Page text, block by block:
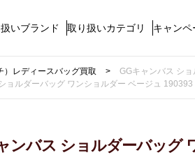
いブランド 取り扱いカテゴリ キャン
）レディースバッグ買取
GGキャンバス シ
ョルダーバッグ ワンショルダー ベージュ 190393
ンバス ショルダーバッグ